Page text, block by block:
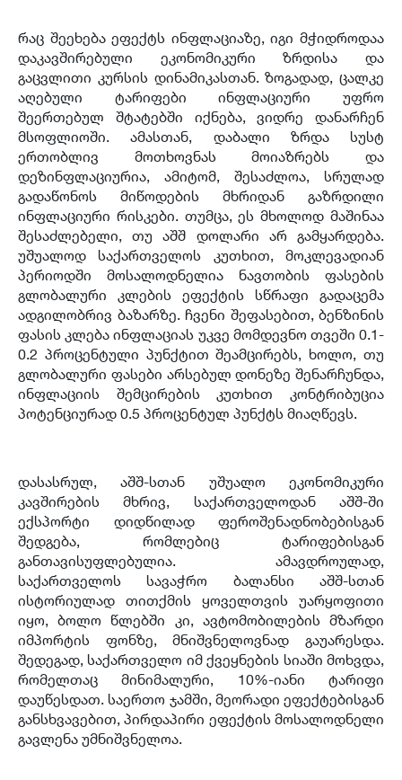
რაც შეეხება ეფექტს ინფლაციაზე, იგი მჭიდროდაა
დაკავშირებული ეკონომიკური ზრდისა და
გაცვლითი კურსის დინამიკასთან. ზოგადად, ცალკე
აღებული ტარიფები ინფლაციური უფრო
შეერთებულ შტატებში იქნება, ვიდრე დანარჩენ
მსოფლიოში. ამასთან, დაბალი ზრდა სუსტ
ერთობლივ მოთხოვნას მოიაზრებს და
დეზინფლაციურია, ამიტომ, შესაძლოა, სრულად
გადაწონოს მიწოდების მხრიდან გაზრდილი
ინფლაციური რისკები. თუმცა, ეს მხოლოდ მაშინაა
შესაძლებელი, თუ აშშ დოლარი არ გამყარდება.
უშუალოდ საქართველოს კუთხით, მოკლევადიან
პერიოდში მოსალოდნელია ნავთობის ფასების
გლობალური კლების ეფექტის სწრაფი გადაცემა
ადგილობრივ ბაზარზე. ჩვენი შეფასებით, ბენზინის
ფასის კლება ინფლაციას უკვე მომდევნო თვეში 0.1-
0.2 პროცენტული პუნქტით შეამცირებს, ხოლო, თუ
გლობალური ფასები არსებულ დონეზე შენარჩუნდა,
ინფლაციის შემცირების კუთხით კონტრიბუცია
პოტენციურად 0.5 პროცენტულ პუნქტს მიაღწევს.
დასასრულ, აშშ-სთან უშუალო ეკონომიკური
კავშირების მხრივ, საქართველოდან აშშ-ში
ექსპორტი დიდწილად ფეროშენადნობებისგან
შედგება, რომლებიც ტარიფებისგან
განთავისუფლებულია. ამავდროულად,
საქართველოს სავაჭრო ბალანსი აშშ-სთან
ისტორიულად თითქმის ყოველთვის უარყოფითი
იყო, ბოლო წლებში კი, ავტომობილების მზარდი
იმპორტის ფონზე, მნიშვნელოვნად გაუარესდა.
შედეგად, საქართველო იმ ქვეყნების სიაში მოხვდა,
რომელთაც მინიმალური, 10%-იანი ტარიფი
დაუწესდათ. საერთო ჯამში, მეორადი ეფექტებისგან
განსხვავებით, პირდაპირი ეფექტის მოსალოდნელი
გავლენა უმნიშვნელოა.